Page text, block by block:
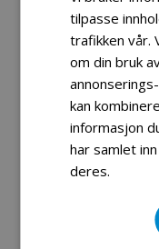
Konstant voltregulator
Nominell effekt KVA
Støynivå 7m dB (A) 65
Isolasjon grad H
Elektrisk start
Europeisk RF75-T-96
Kjølesysten
tilpasse
trafikken vår.
om din bruk
kan
informasjon
har samlet
deres.